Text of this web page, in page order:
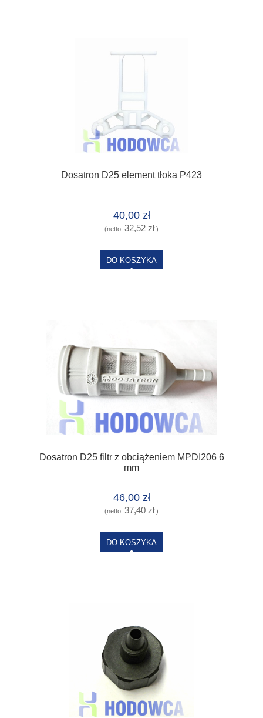
Dosatron D25 element tłoka P423
40,00 zł
(netto: 32,52 zł)
DO KOSZYKA
Dosatron D25 filtr z obciążeniem MPDI206 6
mm
46,00 zł
(netto: 37,40 zł)
DO KOSZYKA